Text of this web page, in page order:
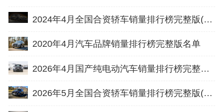
2024年4月全国合资轿车销量排行榜完整版(批发量
2020年4月汽车品牌销量排行榜完整版名单
2026年4月国产纯电动汽车销量排行榜完整版名单(批发量
2026年5月全国合资轿车销量排行榜完整版(出口量